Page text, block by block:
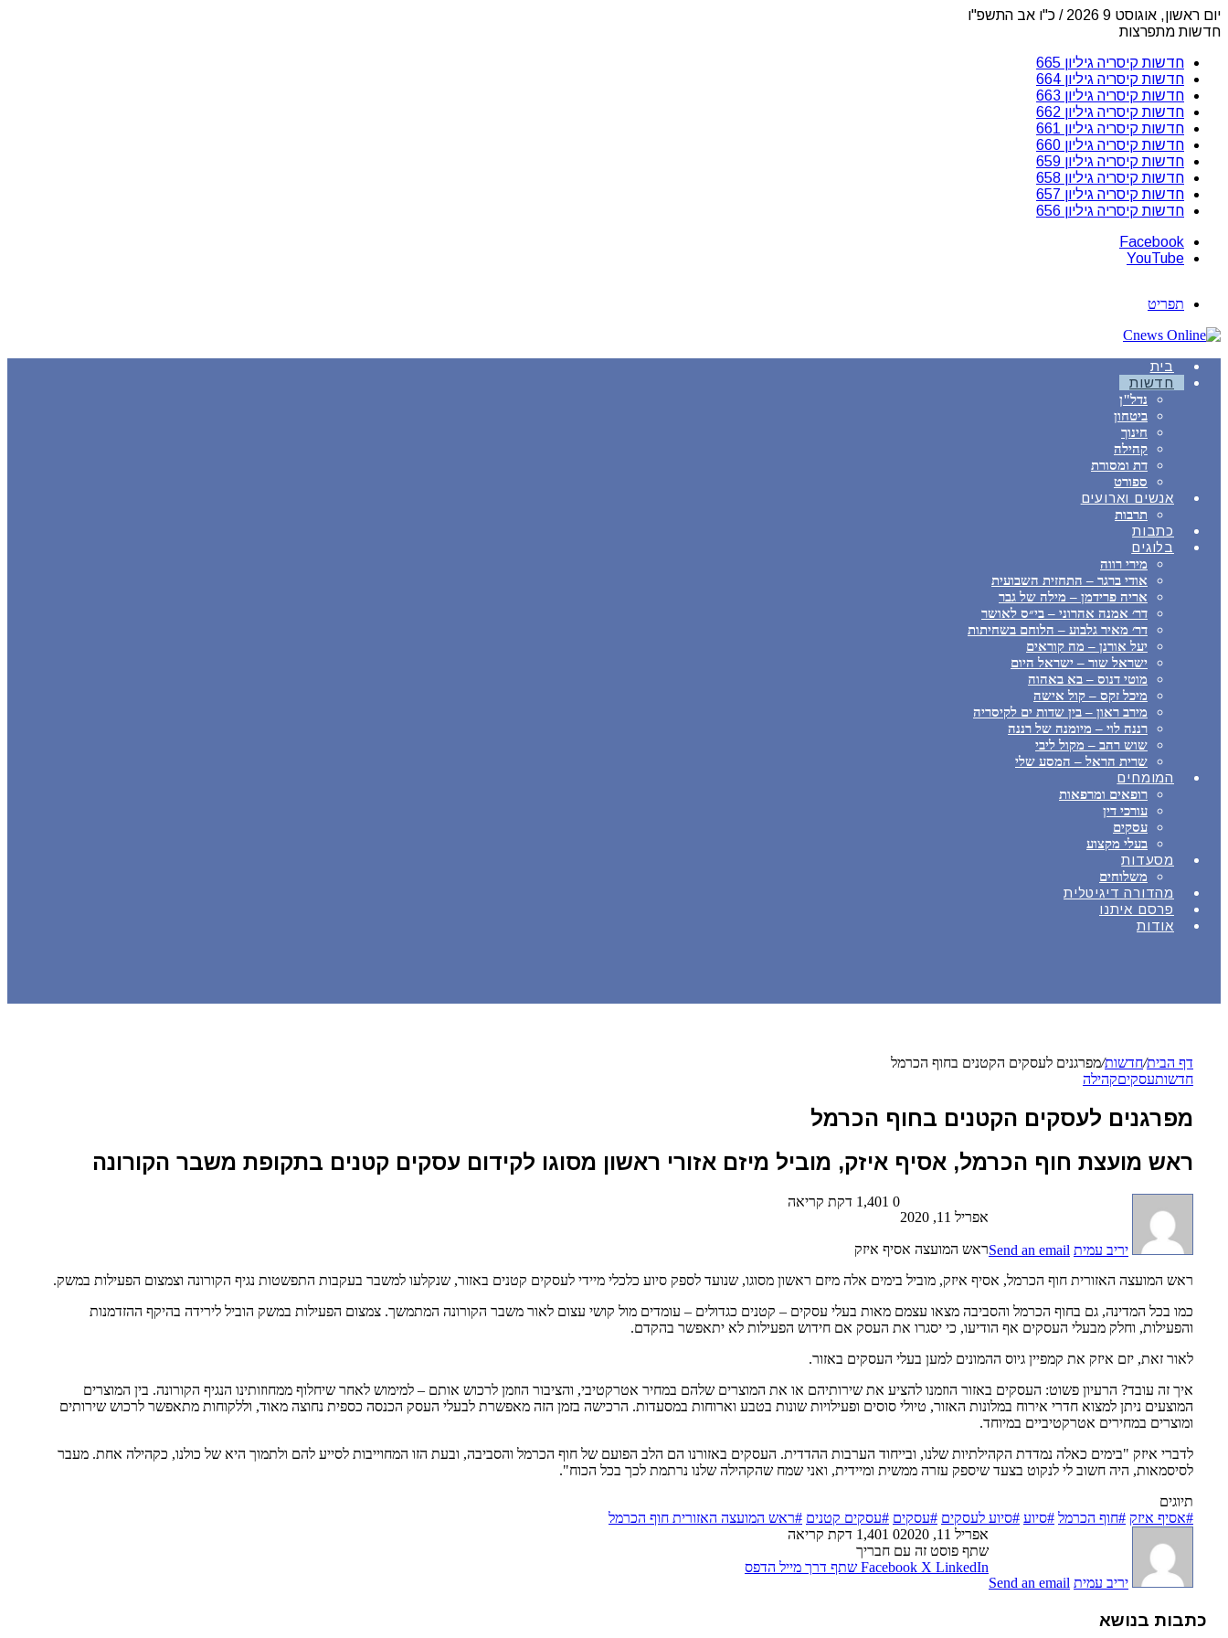
יום ראשון, אוגוסט 9 2026 / כ"ו אב התשפ"ו
חדשות מתפרצות
חדשות קיסריה גיליון 665
חדשות קיסריה גיליון 664
חדשות קיסריה גיליון 663
חדשות קיסריה גיליון 662
חדשות קיסריה גיליון 661
חדשות קיסריה גיליון 660
חדשות קיסריה גיליון 659
חדשות קיסריה גיליון 658
חדשות קיסריה גיליון 657
חדשות קיסריה גיליון 656
Facebook
YouTube
תפריט
בית
חדשות
נדל"ן
ביטחון
חינוך
קהילה
דת ומסורת
ספורט
אנשים וארועים
תרבות
כתבות
בלוגים
מירי רווה
אודי ברגר – התחזית השבועית
אריה פרידמן – מילה של גבר
דר׳ אמנה אהרוני – בי״ס לאושר
דר׳ מאיר גלבוע – הלוחם בשחיתות
יעל אורנן – מה קוראים
ישראל שור – ישראל היום
מוטי דנוס – בא באהוה
מיכל זקס – קול אישה
מירב ראון – בין שדות ים לקיסריה
רננה לוי – מיומנה של רננה
שוש רהב – מקול ליבי
שרית הראל – המסע שלי
המומחים
רופאים ומרפאות
עורכי דין
עסקים
בעלי מקצוע
מסעדות
משלוחים
מהדורה דיגיטלית
פרסם איתנו
אודות
דף הבית/חדשות/מפרגנים לעסקים הקטנים בחוף הכרמל
חדשותעסקיםקהילה
מפרגנים לעסקים הקטנים בחוף הכרמל
ראש מועצת חוף הכרמל, אסיף איזק, מוביל מיזם אזורי ראשון מסוגו לקידום עסקים קטנים בתקופת משבר הקורונה
יריב עמית Send an email
אפריל 11, 2020
0 דקת קריאה
ראש המועצה אסיף איזק
ראש המועצה האזורית חוף הכרמל, אסיף איזק, מוביל בימים אלה מיזם ראשון מסוגו, שנועד לספק סיוע כלכלי מיידי לעסקים קטנים באזור, שנקלעו למשבר בעקבות התפשטות נגיף הקורונה וצמצום הפעילות במשק.
כמו בכל המדינה, גם בחוף הכרמל והסביבה מצאו עצמם מאות בעלי עסקים – קטנים כגדולים – עומדים מול קושי עצום לאור משבר הקורונה המתמשך. צמצום הפעילות במשק הוביל לירידה בהיקף ההזדמנות
והפעילות, וחלק מבעלי העסקים אף הודיעו, כי יסגרו את העסק אם חידוש הפעילות לא יתאפשר בהקדם.
לאור זאת, יזם איזק את קמפיין גיוס ההמונים למען בעלי העסקים באזור.
איך זה עובד? הרעיון פשוט: העסקים באזור הוזמנו להציע את שירותיהם או את המוצרים שלהם במחיר אטרקטיבי, והציבור הוזמן לרכוש אותם – למימוש לאחר שיחלוף ממחוזותינו הנגיף הקורונה. בין המוצרים
המוצעים ניתן למצוא חדרי אירוח במלונות האזור, טיולי סוסים ופעילויות שונות בטבע וארוחות במסעדות. הרכישה בזמן הזה מאפשרת לבעלי העסק הכנסה כספית נחוצה מאוד, וללקוחות מתאפשר לרכוש שירותים
ומוצרים במחירים אטרקטיביים במיוחד.
לדברי איזק "בימים כאלה נמדדת הקהילתיות שלנו, ובייחוד הערבות ההדדית. העסקים באזורנו הם הלב הפועם של חוף הכרמל והסביבה, ובעת הזו המחוייבות לסייע להם ולתמוך היא של כולנו, כקהילה אחת. מעבר
לסיסמאות, היה חשוב לי לנקוט בצעד שיספק עזרה ממשית ומיידית, ואני שמח שהקהילה שלנו נרתמת לכך בכל הכוח".
תיוגים
#אסיף איזק #חוף הכרמל #סיוע #סיוע לעסקים #עסקים #עסקים קטנים #ראש המועצה האזורית חוף הכרמל
יריב עמית Send an email
אפריל 11, 2020 0
דקת קריאה
שתף פוסט זה עם חבריך
Facebook X LinkedIn שתף דרך מייל הדפס
כתבות בנושא